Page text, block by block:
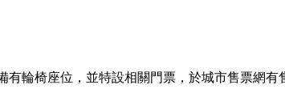
有輪椅座位，並特設相關門票，於城市售票網有